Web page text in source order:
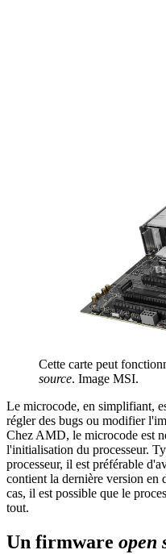
Cette carte peut
source. Image MSI.
Le microcode, en simplifiant,
régler des bugs ou modifier
Chez AMD, le microcode est
l'initialisation du processeur.
processeur, il est préférable
contient la dernière version en
cas, il est possible que le
tout.
Un firmware open